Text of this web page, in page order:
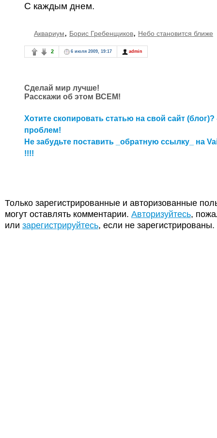
С каждым днем.
Аквариум, Борис Гребенщиков, Небо становится ближе
2 6 июля 2009, 19:17 admin
Сделай мир лучше!
Расскажи об этом ВСЕМ!
Хотите скопировать статью на свой сайт (блог)?
проблем!
Не забудьте поставить _обратную ссылку_ на
!!!!
Только зарегистрированные и авторизованные
могут оставлять комментарии. Авторизуйтесь,
или зарегистрируйтесь, если не зарегистрированы.